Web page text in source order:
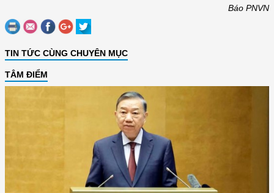
Báo PNVN
TIN TỨC CÙNG CHUYÊN MỤC
TÂM ĐIỂM